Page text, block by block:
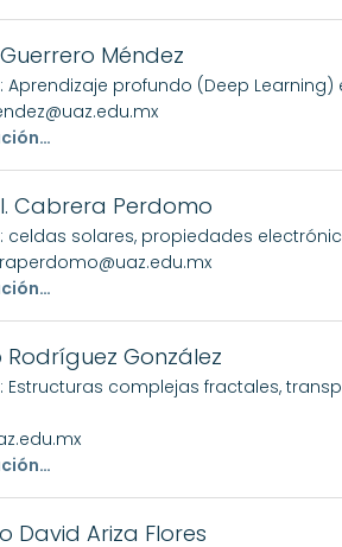
Méndez
Aprendizaje profundo (Deep
Cabrera Perdomo
celdas solares, propiedades
Rodríguez González
Estructuras complejas fractales,
David Ariza Flores